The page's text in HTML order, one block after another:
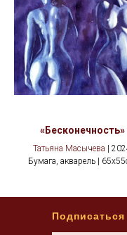
«Бесконечность»
Татьяна Масычева |
Бумага, акварель |
Подписаться